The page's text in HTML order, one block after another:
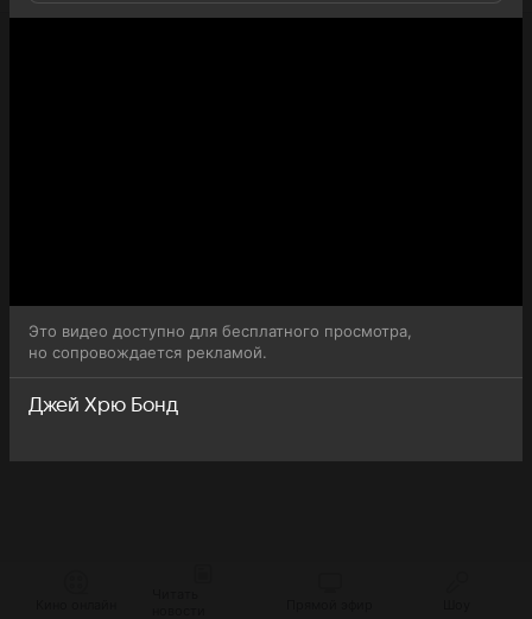
Это видео доступно для бесплатного просмотра,
но сопровождается рекламой.
Джей Хрю Бонд